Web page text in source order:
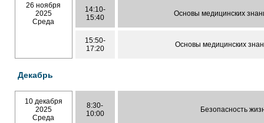
26 ноября
2025
Среда
14:10-
15:40
Основы медицинских
15:50-
17:20
Основы медицинских
Декабрь
10 декабря
2025
Среда
8:30-
10:00
Безопасность